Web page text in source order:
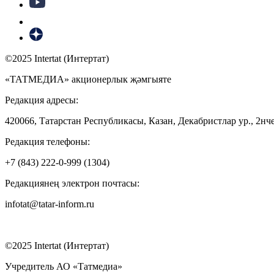
©2025 Intertat (Интертат)
«ТАТМЕДИА» акционерлык җәмгыяте
Редакция адресы:
420066, Татарстан Республикасы, Казан, Декабристлар ур.,
Редакция телефоны:
+7 (843) 222-0-999 (1304)
Редакциянең электрон почтасы:
infotat@tatar-inform.ru
©2025 Intertat (Интертат)
Учредитель АО «Татмедиа»